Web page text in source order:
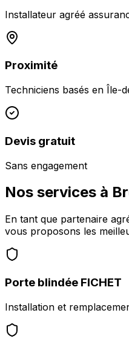
Installateur agréé
Proximité
Techniciens basés en Île-
Devis gratuit
Sans engagement
Nos services à
En tant que partenaire
vous proposons les
Porte blindée FICHET
Installation et